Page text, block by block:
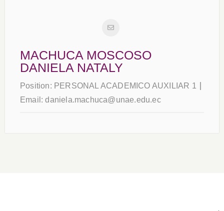
MACHUCA MOSCOSO
DANIELA NATALY
Position: PERSONAL ACADEMICO AUXILIAR 1
Email:daniela.machuca@unae.edu.ec